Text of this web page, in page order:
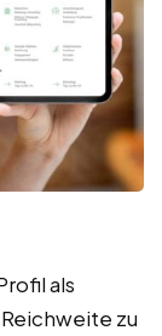
als
zu